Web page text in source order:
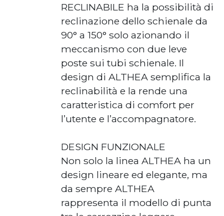
RECLINABILE ha la possibilità di
reclinazione dello schienale da
90° a 150° solo azionando il
meccanismo con due leve
poste sui tubi schienale. Il
design di ALTHEA semplifica la
reclinabilità e la rende una
caratteristica di comfort per
l’utente e l’accompagnatore.
DESIGN FUNZIONALE
Non solo la linea ALTHEA ha un
design lineare ed elegante, ma
da sempre ALTHEA
rappresenta il modello di punta